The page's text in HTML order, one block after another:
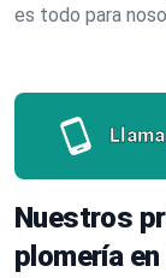
es todo para
Nuestros
plomería